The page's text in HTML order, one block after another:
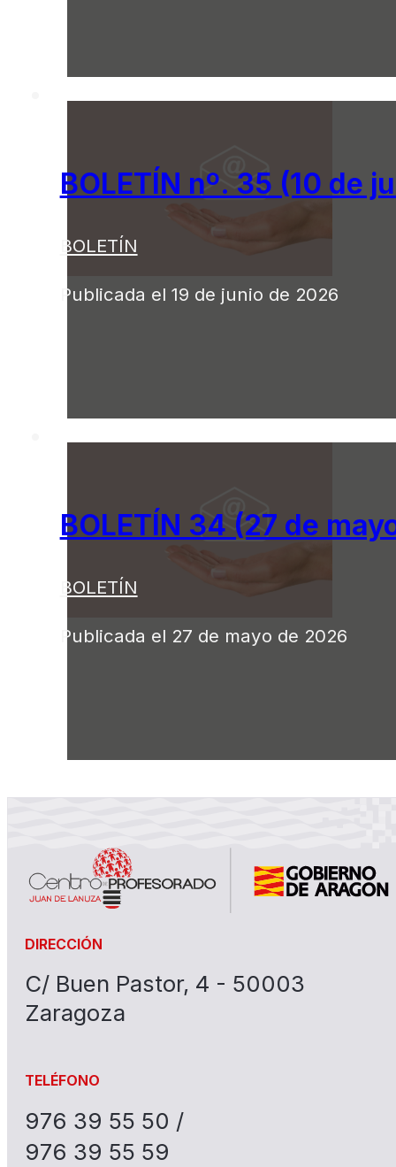
BOLETÍN nº. 35 (10 de
BOLETÍN
Publicada el 19 de junio de 2026
BOLETÍN 34 (27 de
BOLETÍN
Publicada el 27 de mayo de 2026
DIRECCIÓN
C/ Buen Pastor, 4 - 50003
Zaragoza
TELÉFONO
976 39 55 50 /
976 39 55 59